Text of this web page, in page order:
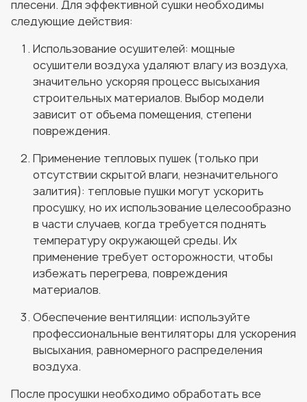
плесени. Для эффективной сушки необходимы
следующие действия:
Использование осушителей: мощные
осушители воздуха удаляют влагу из воздуха,
значительно ускоряя процесс высыхания
строительных материалов. Выбор модели
зависит от объема помещения, степени
повреждения.
Применение тепловых пушек (только при
отсутствии скрытой влаги, незначительного
залития): тепловые пушки могут ускорить
просушку, но их использование целесообразно
в части случаев, когда требуется поднять
температуру окружающей среды. Их
применение требует осторожности, чтобы
избежать перегрева, повреждения
материалов.
Обеспечение вентиляции: используйте
профессиональные вентиляторы для ускорения
высыхания, равномерного распределения
воздуха.
После просушки необходимо обработать все